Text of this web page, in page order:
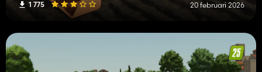
1 775 20 februari 2026